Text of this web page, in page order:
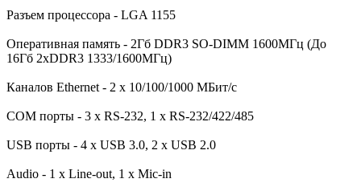
Разъем процессора - LGA 1155
Оперативная память - 2Гб DDR3 SO-DIMM 1600МГц (До
16Гб 2xDDR3 1333/1600МГц)
Каналов Ethernet - 2 x 10/100/1000 МБит/с
COM порты - 3 x RS-232, 1 x RS-232/422/485
USB порты - 4 x USB 3.0, 2 x USB 2.0
Audio - 1 x Line-out, 1 x Mic-in